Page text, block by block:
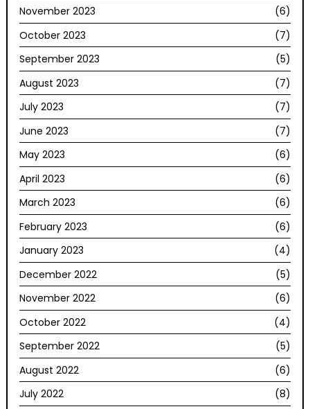
November 2023
(6)
October 2023
(7)
September 2023
(5)
August 2023
(7)
July 2023
(7)
June 2023
(7)
May 2023
(6)
April 2023
(6)
March 2023
(6)
February 2023
(6)
January 2023
(4)
December 2022
(5)
November 2022
(6)
October 2022
(4)
September 2022
(5)
August 2022
(6)
July 2022
(8)